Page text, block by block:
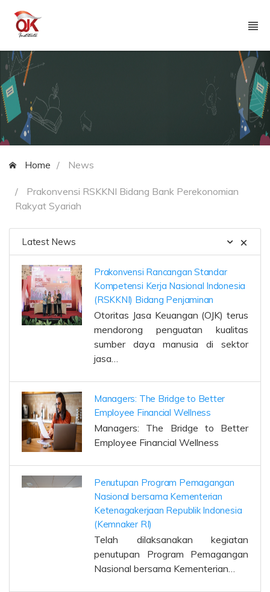
Home News
Prakonvensi RSKKNI Bidang Bank Perekonomian
Rakyat Syariah
Latest News
Prakonvensi Rancangan Standar
Kompetensi Kerja Nasional Indonesia
(RSKKNI) Bidang Penjaminan
Otoritas Jasa Keuangan (OJK) terus
mendorong penguatan kualitas
sumber daya manusia di sektor
jasa…
Managers: The Bridge to Better
Employee Financial Wellness
Managers: The Bridge to Better
Employee Financial Wellness
Penutupan Program Pemagangan
Nasional bersama Kementerian
Ketenagakerjaan Republik Indonesia
(Kemnaker RI)
Telah dilaksanakan kegiatan
penutupan Program Pemagangan
Nasional bersama Kementerian…